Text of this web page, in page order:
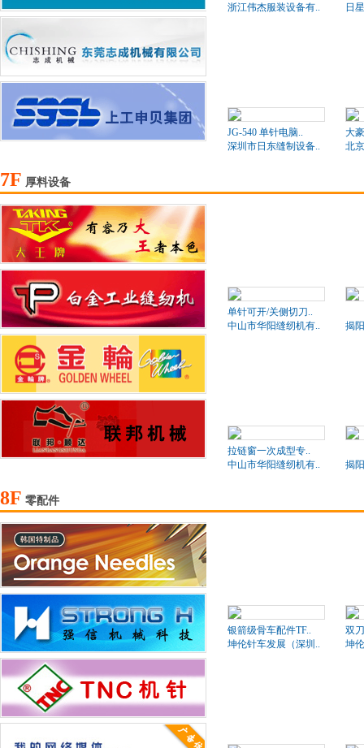
浙江伟杰服装设备有..
日
JG-540 单针电脑..
深圳市日东缝制设备..
大
北
7F 厚料设备
单针可开/关侧切刀..
中山市华阳缝纫机有..
揭
拉链窗一次成型专..
中山市华阳缝纫机有..
揭
8F 零配件
银箭级骨车配件TF..
坤伦针车发展（深圳..
双
坤